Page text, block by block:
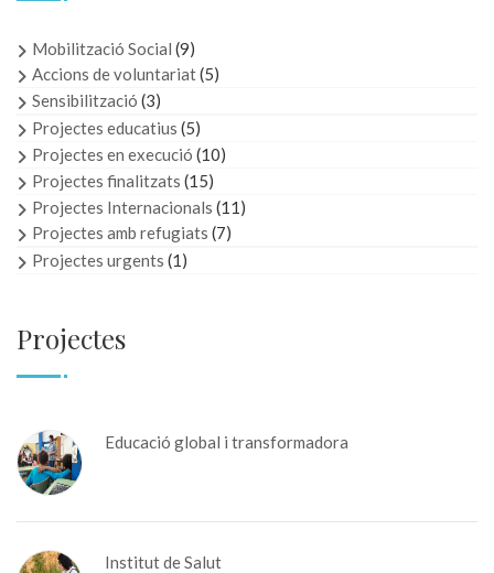
Mobilització Social (9)
Accions de voluntariat(5)
Sensibilització (3)
Projectes educatius (5)
Projectes en execució (10)
Projectes finalitzats (15)
Projectes Internacionals (11)
Projectes amb refugiats (7)
Projectes urgents (1)
Projectes
Educació global i transformadora
Institut de Salut